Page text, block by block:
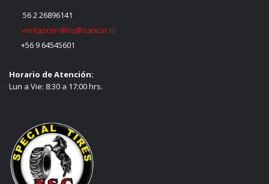
56 2 26896141
ventascerrillos@sancar.cl
+56 9 64545601
Horario de Atención:
Lun a Vie: 8:30 a 17:00 hrs.